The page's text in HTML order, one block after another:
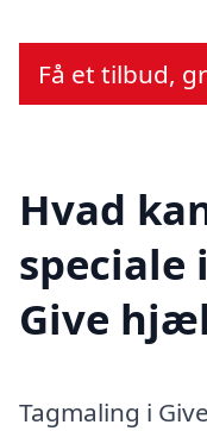
Få et tilbud,
Hvad
speciale
Give
Tagmaling i